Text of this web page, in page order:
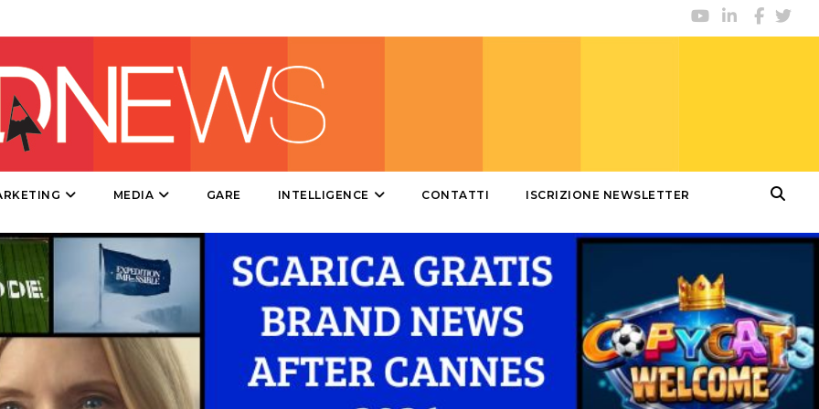
STRATEGIE
CINEMA
DIGITALE
ESTERNA
RADIO / AUDIO
TV
MEDIA GARE INTELLIGENCE CONTATTI ISCRIZIONE NEWSLETTER